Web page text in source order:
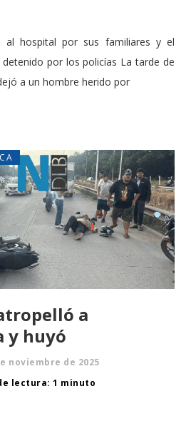
al hospital por sus familiares y el
por los policías La tarde de
a un hombre herido por
a
y huyó
noviembre de 2025
lectura: 1 minuto